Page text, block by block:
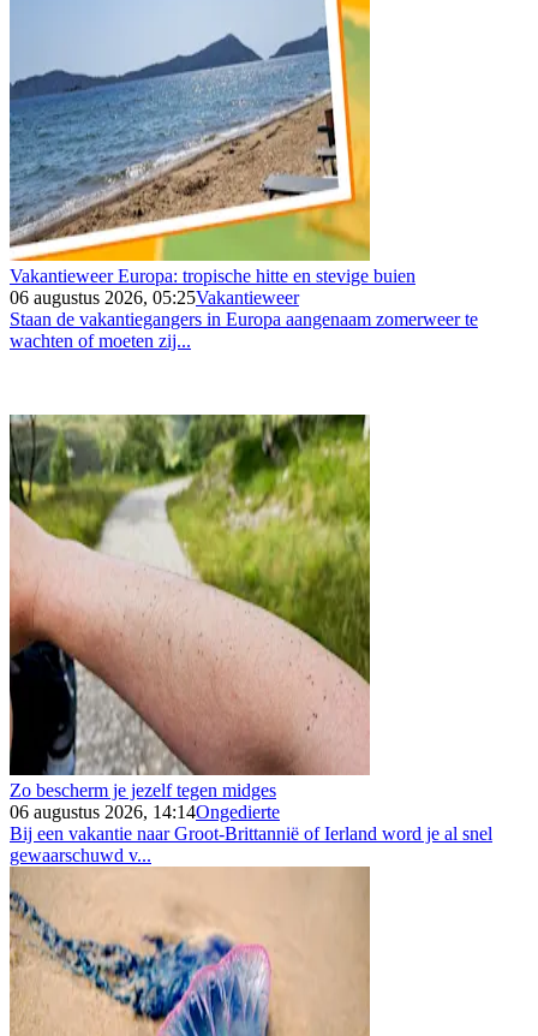
Vakantieweer Europa: tropische hitte en stevige buien
06 augustus 2026, 05:25Vakantieweer
Staan de vakantiegangers in Europa aangenaam zomerweer te
wachten of moeten zij...
Zo bescherm je jezelf tegen midges
06 augustus 2026, 14:14Ongedierte
Bij een vakantie naar Groot-Brittannië of Ierland word je al snel
gewaarschuwd v...